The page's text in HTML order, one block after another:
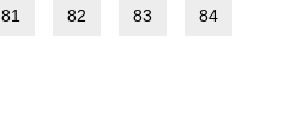
81 82 83 84